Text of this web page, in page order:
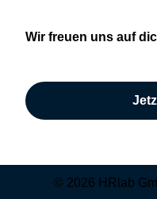
Wir freuen uns auf
© 2026 HRlab